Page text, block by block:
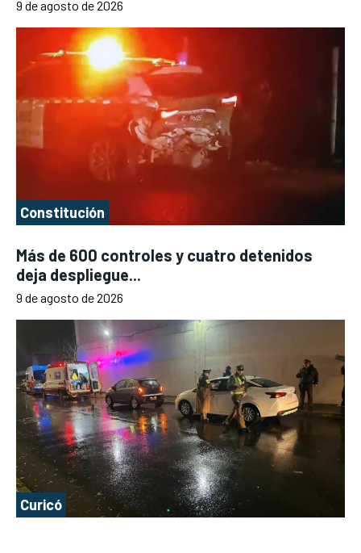
9 de agosto de 2026
Constitución
Más de 600 controles y cuatro detenidos
deja despliegue...
9 de agosto de 2026
Curicó